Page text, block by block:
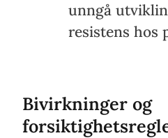
unngå
resistens hos
Bivirkninger og